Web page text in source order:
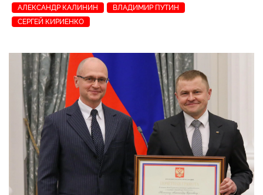
АЛЕКСАНДР КАЛИНИН
ВЛАДИМИР ПУТИН
СЕРГЕЙ КИРИЕНКО